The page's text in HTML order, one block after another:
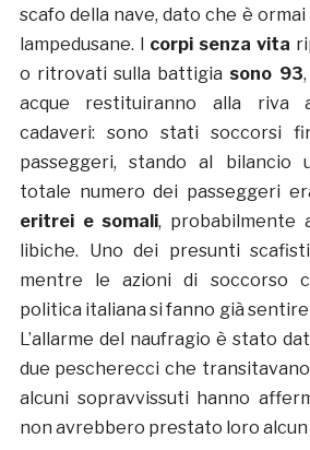
scafo della nave, dato che è
lampedusane. I corpi senza vita
o ritrovati sulla battigia sono 93
acque restituiranno alla riva
cadaveri: sono stati soccorsi
passeggeri, stando al bilancio
totale numero dei passeggeri
eritrei e somali, probabilmente
libiche. Uno dei presunti
mentre le azioni di soccorso
politica italiana si fanno già
L’allarme del naufragio è stato
due pescherecci che
alcuni sopravvissuti hanno
non avrebbero prestato loro alcun